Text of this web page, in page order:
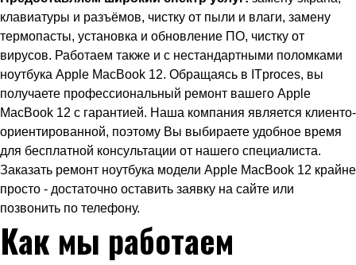
клавиатуры и разъёмов, чистку от пыли и влаги, замену
термопасты, установка и обновление ПО, чистку от
вирусов. Работаем также и с нестандартными поломками
ноутбука Apple MacBook 12. Обращаясь в ITproces, вы
получаете профессиональный ремонт вашего Apple
MacBook 12 с гарантией. Наша компания является клиенто-
ориентированной, поэтому Вы выбираете удобное время
для бесплатной консультации от нашего специалиста.
Заказать ремонт ноутбука модели Apple MacBook 12 крайне
просто - достаточно оставить заявку на сайте или
позвонить по телефону.
Как мы работаем